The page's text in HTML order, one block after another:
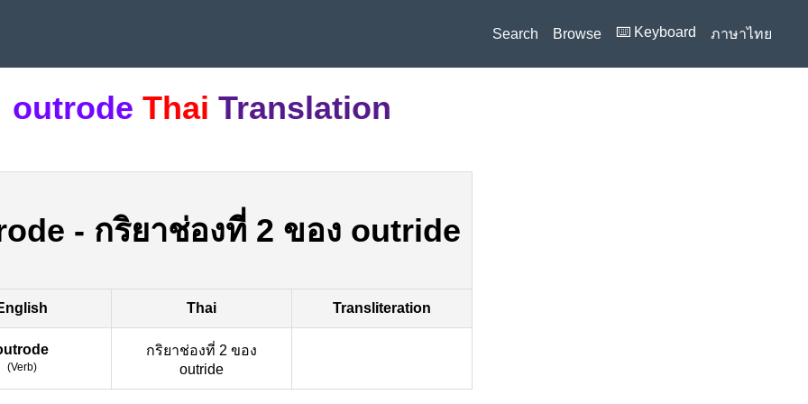
Search Browse ⌨️ Keyboard ภาษาไทย
outrode Thai Translation
- กริยาช่องที่ 2 ของ outride
Thai Transliteration
(Verb)
กริยาช่องที่ 2 ของ
outride